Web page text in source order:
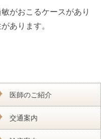
がおこるケースがあり
あります。
医師のご紹介
交通案内